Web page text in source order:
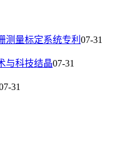
测量标定系统专利 07-31
与科技结晶07-31
31